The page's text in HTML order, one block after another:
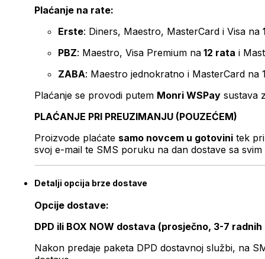
Plaćanje na rate:
Erste: Diners, Maestro, MasterCard i Visa na
PBZ: Maestro, Visa Premium na 12 rata i
ZABA: Maestro jednokratno i MasterCard na
Plaćanje se provodi putem Monri WSPay sustava
PLAĆANJE PRI PREUZIMANJU (POUZEĆEM)
Proizvode plaćate samo novcem u gotovini tek
svoj e-mail te SMS poruku na dan dostave sa svim
Detalji opcija brze dostave
Opcije dostave:
DPD ili BOX NOW dostava (prosječno, 3-7 radnih
Nakon predaje paketa DPD dostavnoj službi, na